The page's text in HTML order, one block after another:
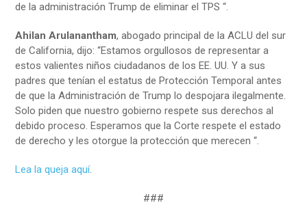
de la administración Trump de eliminar el TPS “.
Ahilan Arulanantham, abogado principal de la ACLU del sur
de California, dijo: “Estamos orgullosos de representar a
estos valientes niños ciudadanos de los EE. UU. Y a sus
padres que tenían el estatus de Protección Temporal antes
de que la Administración de Trump lo despojara ilegalmente.
Solo piden que nuestro gobierno respete sus derechos al
debido proceso. Esperamos que la Corte respete el estado
de derecho y les otorgue la protección que merecen “.
Lea la queja aquí.
###